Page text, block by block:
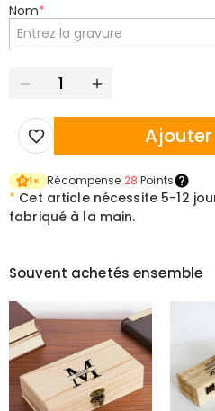
Nom*
1× Récompense 28 Points
* Cet article nécessite 5-12
fabriqué à la main.
Souvent achetés ensemble